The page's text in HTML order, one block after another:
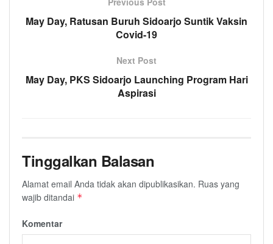
May Day, Ratusan Buruh Sidoarjo Suntik Vaksin
Covid-19
Next Post
May Day, PKS Sidoarjo Launching Program Hari
Aspirasi
Tinggalkan Balasan
Alamat email Anda tidak akan dipublikasikan. Ruas yang
wajib ditandai *
Komentar